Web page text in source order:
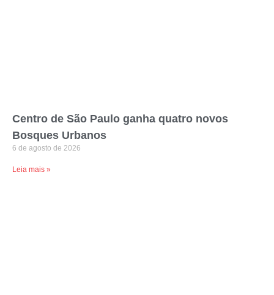
Centro de São Paulo ganha quatro novos
Bosques Urbanos
6 de agosto de 2026
Leia mais »